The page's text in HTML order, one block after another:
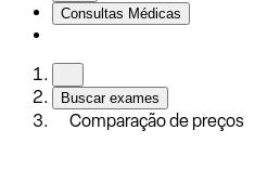
Consultas Médicas
Buscar exames
Comparação de preços